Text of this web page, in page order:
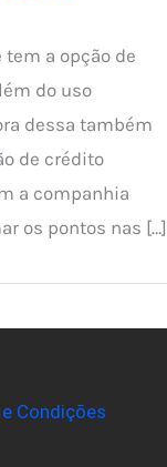
a opção de
do uso
dessa também
de crédito
a companhia
os pontos nas […]
Condições